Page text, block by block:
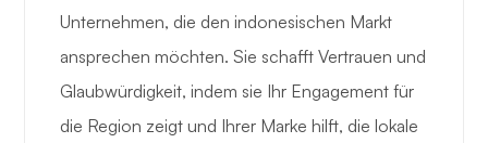
Unternehmen, die den indonesischen Markt
ansprechen möchten. Sie schafft Vertrauen und
Glaubwürdigkeit, indem sie Ihr Engagement für
die Region zeigt und Ihrer Marke hilft, die lokale